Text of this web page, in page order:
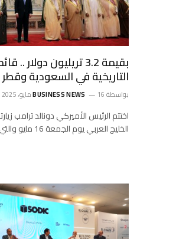
بقيمة 3.2 تريليون
التاريخية في السعودية وقطر
بواسطة BUSINESS NEWS 16 مايو، 2025
اختتم الرئيس الأميركي دونالد ترامب
الخليج العربي يوم الجمعة 16 مايو والتي امتدت لفترة أربعة…